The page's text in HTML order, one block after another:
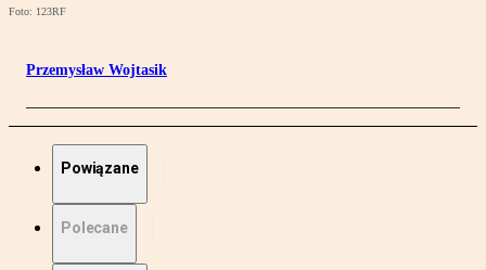
Foto: 123RF
Przemysław Wojtasik
Powiązane
Polecane